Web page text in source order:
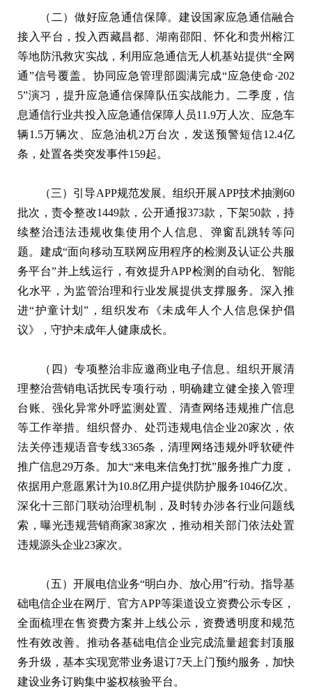
（二）做好应急通信保障。建设国家应急通信融合
接入平台，投入西藏昌都、湖南邵阳、怀化和贵州榕江
等地防汛救灾实战，利用应急通信无人机基站提供“全网
通”信号覆盖。协同应急管理部圆满完成“应急使命·202
5”演习，提升应急通信保障队伍实战能力。二季度，信
息通信行业共投入应急通信保障人员11.9万人次、应急车
辆1.5万辆次、应急油机2万台次，发送预警短信12.4亿
条，处置各类突发事件159起。
（三）引导APP规范发展。组织开展APP技术抽测60
批次，责令整改1449款，公开通报373款，下架50款，持
续整治违法违规收集使用个人信息、弹窗乱跳转等问
题。建成“面向移动互联网应用程序的检测及认证公共服
务平台”并上线运行，有效提升APP检测的自动化、智能
化水平，为监管治理和行业发展提供支撑服务。深入推
进“护童计划”，组织发布《未成年人个人信息保护倡
议》，守护未成年人健康成长。
（四）专项整治非应邀商业电子信息。组织开展清
理整治营销电话扰民专项行动，明确建立健全接入管理
台账、强化异常外呼监测处置、清查网络违规推广信息
等工作举措。组织督办、处罚违规电信企业20家次，依
法关停违规语音专线3365条，清理网络违规外呼软硬件
推广信息29万条。加大“来电来信免打扰”服务推广力度，
依据用户意愿累计为10.8亿用户提供防护服务1046亿次。
深化十三部门联动治理机制，及时转办涉各行业问题线
索，曝光违规营销商家38家次，推动相关部门依法处置
违规源头企业23家次。
（五）开展电信业务“明白办、放心用”行动。指导基
础电信企业在网厅、官方APP等渠道设立资费公示专区，
全面梳理在售资费方案并上线公示，资费透明度和规范
性有效改善。推动各基础电信企业完成流量超套封顶服
务升级，基本实现宽带业务退订7天上门预约服务，加快
建设业务订购集中鉴权核验平台。